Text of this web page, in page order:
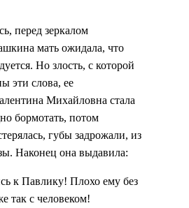
перед зеркалом
мать ожидала, что
Но злость, с которой
эти слова, ее
Михайловна стала
бормотать, потом
губы задрожали, из
Наконец она выдавила:
к Павлику! Плохо ему без
так с человеком!